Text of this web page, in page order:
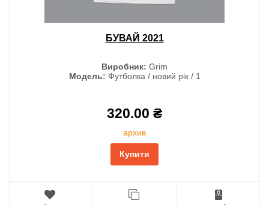
БУВАЙ 2021
Виробник: Grim
Модель: Футболка / новий рік / 1
320.00 ₴
архив
Купити